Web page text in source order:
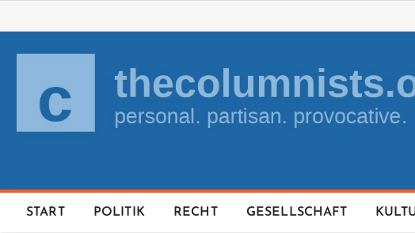
to
content
START POLITIK RECHT GESELLSCHAFT